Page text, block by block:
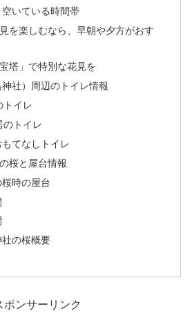
いている時間帯
を楽しむなら、早朝や夕方がおす
塔」で特別な花見を
社）周辺のトイレ情報
トイレ
のトイレ
てなしトイレ
桜と屋台情報
時の屋台
の桜概要
ポンサーリンク